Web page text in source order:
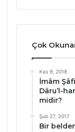
Çok
Kas 9, 2018
İmâm
Dâru’l-
midir?
Şub 27, 2017
Bir